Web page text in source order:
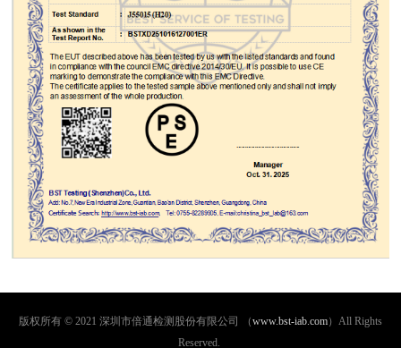
版权所有 © 2021 深圳市倍通检测股份有限公司 （www.bst-iab.com）All Rights
Reserved.